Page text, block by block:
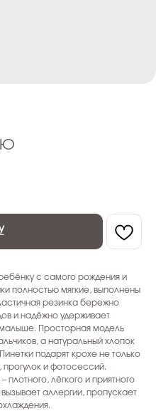
ребёнку с самого рождения и
полностью мягкие, выполнены
резинка бережно
и надёжно удерживает
Просторная модель
а натуральный хлопок
подарят крохе не только
и фотосессий.
плотного, лёгкого и приятного
аллергии, пропускает